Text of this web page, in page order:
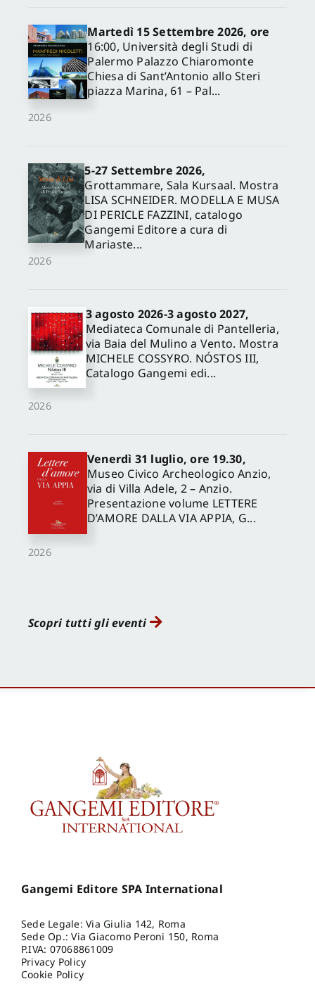
2026
Martedì 15 Settembre 2026, ore
16:00, Università degli Studi di
Palermo Palazzo Chiaromonte
Chiesa di Sant’Antonio allo Steri
piazza Marina, 61 – Pal...
2026
5-27 Settembre 2026,
Grottammare, Sala Kursaal. Mostra
LISA SCHNEIDER. MODELLA E MUSA
DI PERICLE FAZZINI, catalogo
Gangemi Editore a cura di
Mariaste...
2026
3 agosto 2026-3 agosto 2027,
Mediateca Comunale di Pantelleria,
via Baia del Mulino a Vento. Mostra
MICHELE COSSYRO. NÓSTOS III,
Catalogo Gangemi edi...
2026
Venerdì 31 luglio, ore 19.30,
Museo Civico Archeologico Anzio,
via di Villa Adele, 2 – Anzio.
Presentazione volume LETTERE
D’AMORE DALLA VIA APPIA, G...
Scopri tutti gli eventi
Gangemi Editore SPA International
Sede Legale: Via Giulia 142, Roma
Sede Op.: Via Giacomo Peroni 150, Roma
P.IVA: 07068861009
Privacy Policy
Cookie Policy